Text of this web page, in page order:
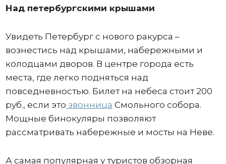
Над петербургскими крышами
Увидеть Петербург с нового ракурса –
вознестись над крышами, набережными и
колодцами дворов. В центре города есть
места, где легко подняться над
повседневностью. Билет на небеса стоит 200
руб., если это звонница Смольного собора.
Мощные бинокуляры позволяют
рассматривать набережные и мосты на Неве.
А самая популярная у туристов обзорная